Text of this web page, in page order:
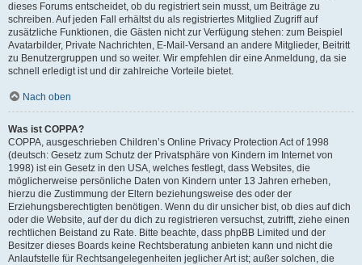
dieses Forums entscheidet, ob du registriert sein musst, um Beiträge zu
schreiben. Auf jeden Fall erhältst du als registriertes Mitglied Zugriff auf
zusätzliche Funktionen, die Gästen nicht zur Verfügung stehen: zum Beispiel
Avatarbilder, Private Nachrichten, E-Mail-Versand an andere Mitglieder, Beitritt
zu Benutzergruppen und so weiter. Wir empfehlen dir eine Anmeldung, da sie
schnell erledigt ist und dir zahlreiche Vorteile bietet.
Nach oben
Was ist COPPA?
COPPA, ausgeschrieben Children’s Online Privacy Protection Act of 1998
(deutsch: Gesetz zum Schutz der Privatsphäre von Kindern im Internet von
1998) ist ein Gesetz in den USA, welches festlegt, dass Websites, die
möglicherweise persönliche Daten von Kindern unter 13 Jahren erheben,
hierzu die Zustimmung der Eltern beziehungsweise des oder der
Erziehungsberechtigten benötigen. Wenn du dir unsicher bist, ob dies auf dich
oder die Website, auf der du dich zu registrieren versuchst, zutrifft, ziehe einen
rechtlichen Beistand zu Rate. Bitte beachte, dass phpBB Limited und der
Besitzer dieses Boards keine Rechtsberatung anbieten kann und nicht die
Anlaufstelle für Rechtsangelegenheiten jeglicher Art ist; außer solchen, die